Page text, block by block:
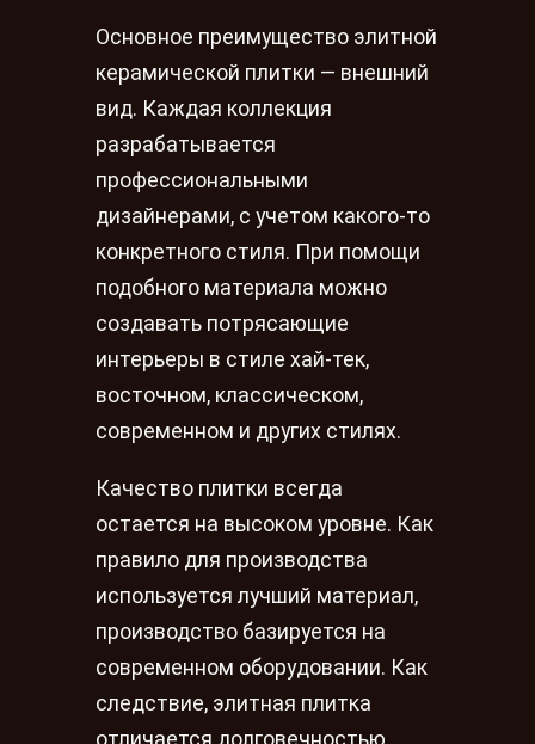
Основное преимущество элитной
керамической плитки — внешний
вид. Каждая коллекция
разрабатывается
профессиональными
дизайнерами, с учетом какого-то
конкретного стиля. При помощи
подобного материала можно
создавать потрясающие
интерьеры в стиле хай-тек,
восточном, классическом,
современном и других стилях.
Качество плитки всегда
остается на высоком уровне. Как
правило для производства
используется лучший материал,
производство базируется на
современном оборудовании. Как
следствие, элитная плитка